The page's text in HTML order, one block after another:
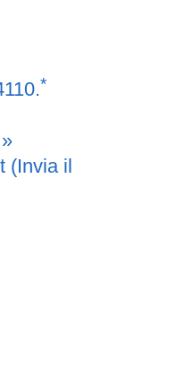
*
(Invia il